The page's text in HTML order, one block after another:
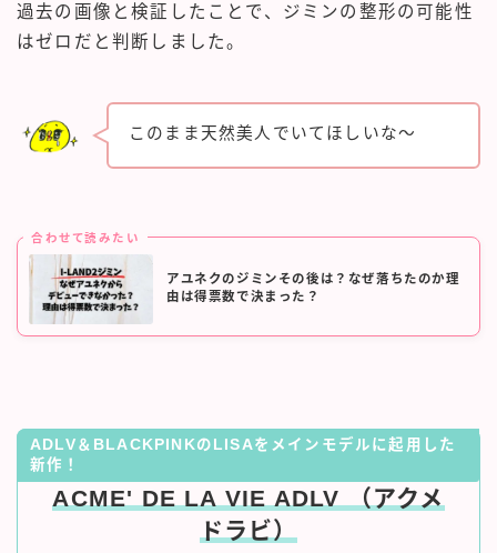
過去の画像と検証したことで、ジミンの整形の可能性
はゼロだと判断しました。
このまま天然美人でいてほしいな～
合わせて読みたい
アユネクのジミンその後は？なぜ落ちたのか理
由は得票数で決まった？
ADLV＆BLACKPINKのLISAをメインモデルに起用した
新作！
ACME' DE LA VIE ADLV （アクメ
ドラビ）